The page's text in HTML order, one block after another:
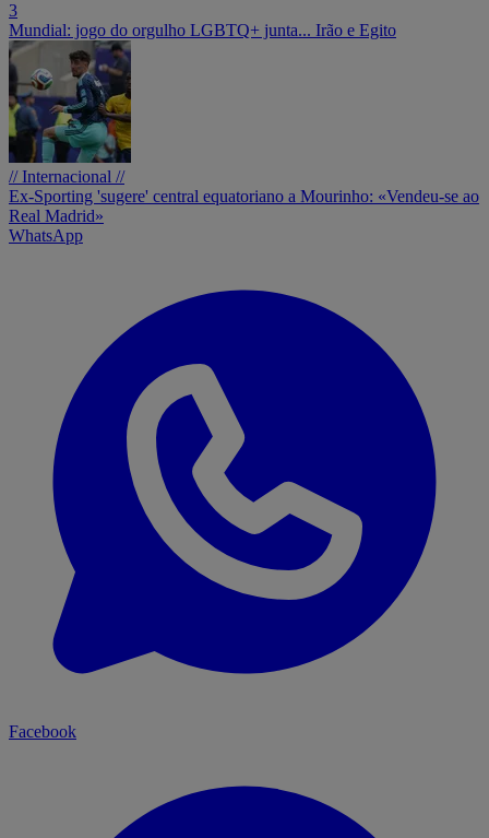
3
Mundial: jogo do orgulho LGBTQ+ junta... Irão e Egito
// Internacional //
Ex-Sporting 'sugere' central equatoriano a Mourinho: «Vendeu-se ao
Real Madrid»
WhatsApp
Facebook